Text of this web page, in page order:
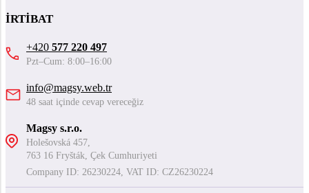
İRTIBAT
+420 577 220 497
Pzt–Cum: 8:00–16:00
info@magsy.web.tr
48 saat içinde cevap vereceğiz
Magsy s.r.o.
Holešovská 457,
763 16 Fryšták, Çek Cumhuriyeti
Company ID: 26230224, VAT ID: CZ26230224